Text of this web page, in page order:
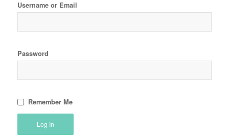
Username or Email
Password
Remember Me